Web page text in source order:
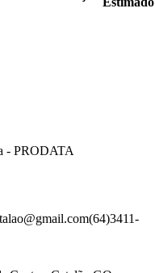
- PRODATA
(64)3411-